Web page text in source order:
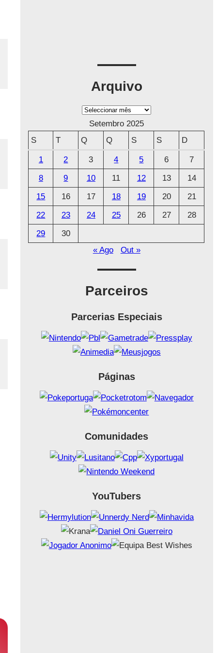
Arquivo
A
q
Setembro 2025
S
T Q Q S S D
1 2 3 4 5 6
7
8
9 10 11 12 13
14
15
16 17 18 19 20
21
22
23 24 25 26 27
28
29
30
« Ago
Out »
Parceiros
Parcerias Especiais
Páginas
Comunidades
YouTubers